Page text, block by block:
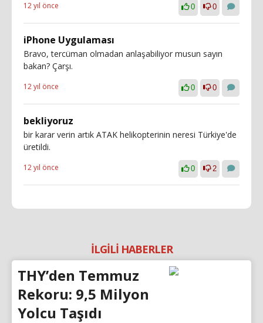
12 yıl önce 0 0
iPhone Uygulaması
Bravo, tercüman olmadan anlaşabiliyor musun sayın
bakan? Çarşı.
12 yıl önce 0 0
bekliyoruz
bir karar verin artık ATAK helikopterinin neresi Türkiye'de
üretildi.
12 yıl önce 0 2
İLGİLİ HABERLER
THY’den Temmuz
Rekoru: 9,5 Milyon
Yolcu Taşıdı